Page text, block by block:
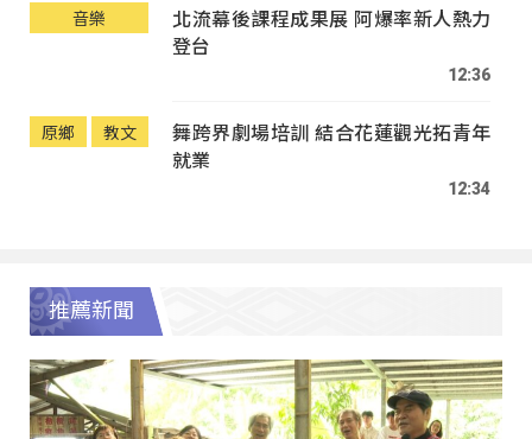
音樂
北流幕後課程成果展 阿爆率新人熱力
登台
12:36
原鄉 教文
舞跨界劇場培訓 結合花蓮觀光拓青年
就業
12:34
推薦新聞